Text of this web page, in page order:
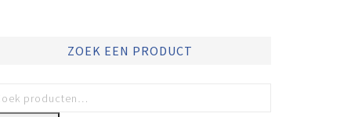
ZOEK EEN PRODUCT